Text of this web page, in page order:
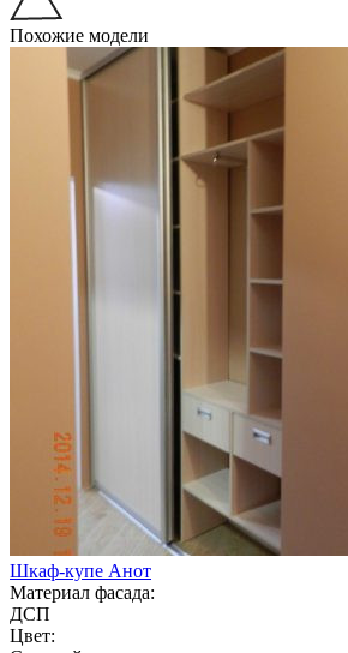
Похожие модели
Шкаф-купе Анот
Материал фасада:
ДСП
Цвет: